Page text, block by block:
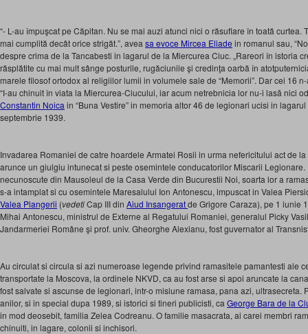
“- L-au împuşcat pe Căpitan. Nu se mai auzi atunci nici o răsuflare în toată curtea.
mai cumplită decât orice strigăt.”, avea sa evoce Mircea Eliade in romanul sau,
despre crima de la Tancabesti in lagarul de la Miercurea Ciuc. „Rareori în istoria
răsplătite cu mai mult sânge posturile, rugăciunile şi credinţa oarbă în
marele filosof ortodox al religiilor lumii in volumele sale de “Memorii”. Dar cei 16
“I-au chinuit în viata la Miercurea-Ciucului, iar acum netrebnicia lor nu-i lasã nici
Constantin Noica in “Buna Vestire” in memoria altor 46 de legionari ucisi in
septembrie 1939.
Invadarea Romaniei de catre hoardele Armatei Rosii in urma nefericitului act de
arunce un giulgiu intunecat si peste osemintele conducatorilor Miscarii
necunoscute din Mausoleul de la Casa Verde din Bucurestii Noi, soarta lor a
s-a intamplat si cu osemintele Maresalului Ion Antonescu, impuscat in Valea
Valea Plangerii (vedetiCap III din Aiud Insangeratde Grigore Caraza), pe 1 iunie
Mihai Antonescu, ministrul de Externe al Regatului Romaniei, generalul Picky
Jandarmeriei Române şi prof. univ. Gheorghe Alexianu, fost guvernator al
Au circulat si circula si azi numeroase legende privind ramasitele pamantesti ale
transportate la Moscova, la ordinele NKVD, ca au fost arse si apoi aruncate la
fost salvate si ascunse de legionari, intr-o misiune ramasa, pana azi, ultrasecreta.
anilor, si in special dupa 1989, si istorici si tineri publicisti, ca George Bara de la
in mod deosebit, familia Zelea Codreanu. O familie masacrata, ai carei membri
chinuiti, in lagare, colonii si inchisori.